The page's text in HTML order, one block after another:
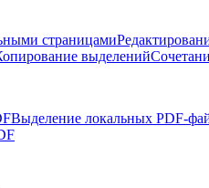
страницами
выделений
Выделение локальных PDF-